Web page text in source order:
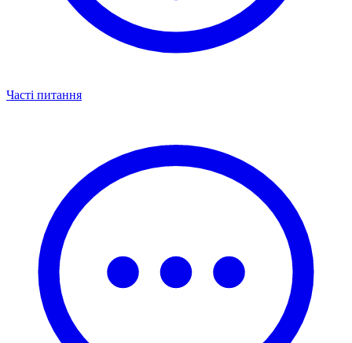
Часті питання